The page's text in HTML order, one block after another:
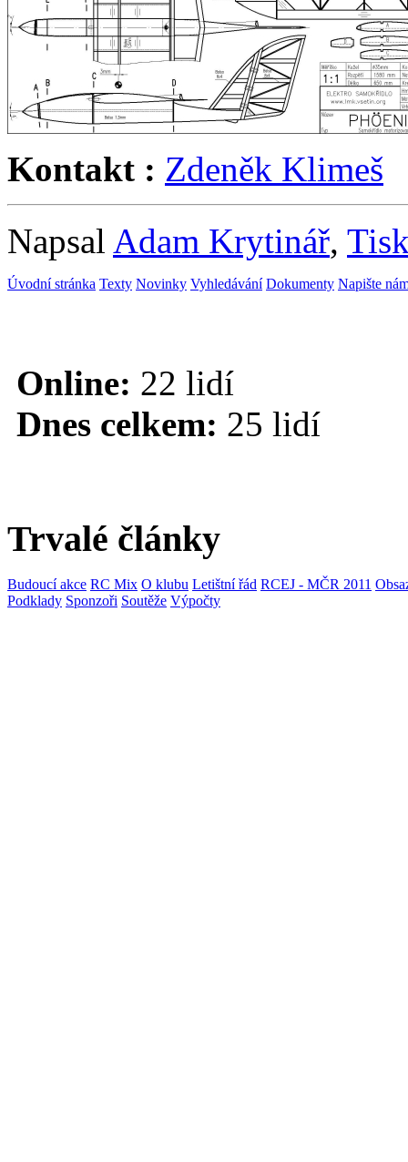
Kontakt : Zdeněk Klimeš
Napsal Adam Krytinář,
Úvodní stránka Texty Novinky Vyhledávání Dokumenty Napište
Online: 22 lidí
Dnes celkem: 25 lidí
Trvalé články
Budoucí akce RC Mix O klubu Letištní řád RCEJ - MČR 2011
Podklady Sponzoři Soutěže Výpočty